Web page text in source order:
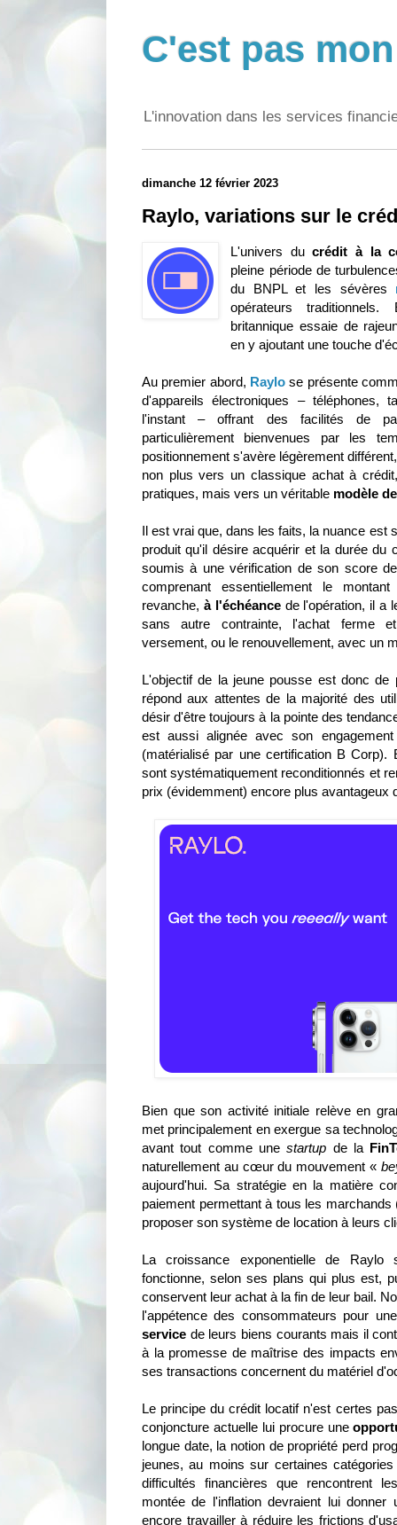
C'est pas
L'innovation dans les services
dimanche 12 février 2023
Raylo, variations sur le
L'univers ducrédit à la
pleine période de
du BNPL et les sévères
opérateurs
britannique essaie de
en y ajoutant une touche
Au premier abord, Raylo se présente
d'appareils électroniques – téléphones,
l'instant – offrant des facilités de
particulièrement bienvenues par les
positionnement s'avère légèrement
non plus vers un classique achat à
pratiques, mais vers un véritable modèle
Il est vrai que, dans les faits, la nuance est
produit qu'il désire acquérir et la durée du
soumis à une vérification de son score
comprenant essentiellement le
revanche, à l'échéancede l'opération, il a
sans autre contrainte, l'achat ferme
versement, ou le renouvellement, avec un
L'objectif de la jeune pousse est donc de
répond aux attentes de la majorité des
désir d'être toujours à la pointe des
est aussi alignée avec son
(matérialisé par une certification B Corp).
sont systématiquement reconditionnés et
prix (évidemment) encore plus avantageux
Bien que son activité initiale relève en
met principalement en exergue sa
avant tout comme unestartup de la
naturellement au cœur du mouvement «
aujourd'hui. Sa stratégie en la matière
paiement permettant à tous les
proposer son système de location à leurs
La croissance exponentielle de
fonctionne, selon ses plans qui plus est,
conservent leur achat à la fin de leur bail.
l'appétence des consommateurs pour
service de leurs biens courants mais il
à la promesse de maîtrise des impacts
ses transactions concernent du matériel
Le principe du crédit locatif n'est certes
conjoncture actuelle lui procure une
longue date, la notion de propriété perd
jeunes, au moins sur certaines
difficultés financières que rencontrent
montée de l'inflation devraient lui donner
encore travailler à réduire les frictions